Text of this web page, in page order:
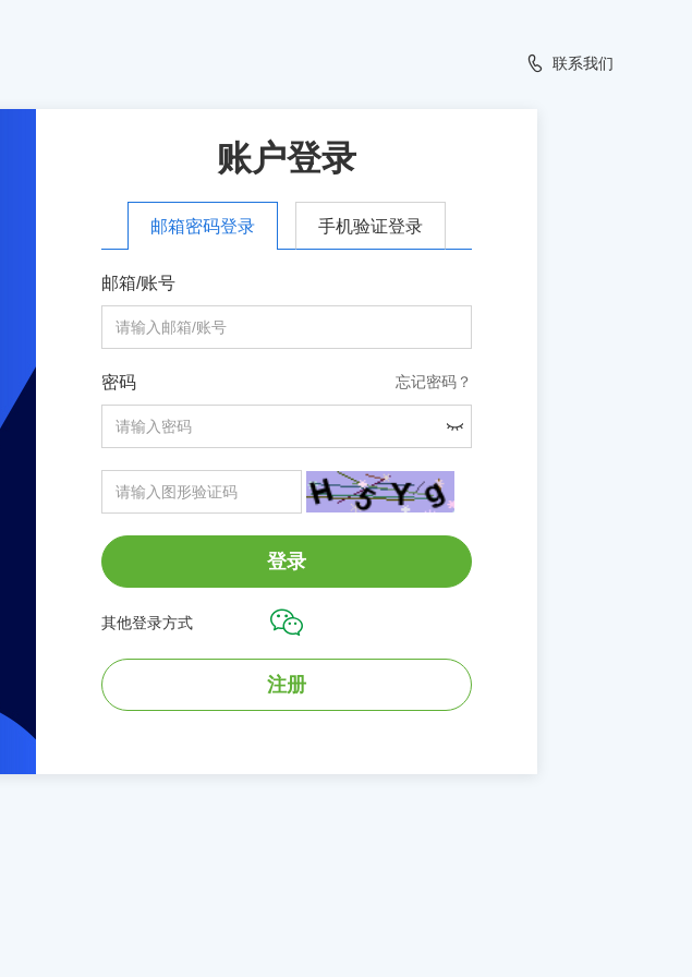
联系我们
账户登录
邮箱密码登录 手机验证登录
邮箱/账号
密码 忘记密码？
登录
其他登录方式
注册